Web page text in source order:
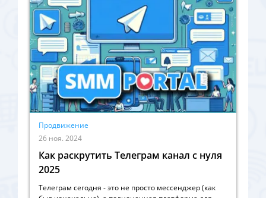
Продвижение
26 ноя. 2024
Как раскрутить Телеграм канал с нуля
2025
Телеграм сегодня - это не просто мессенджер (как